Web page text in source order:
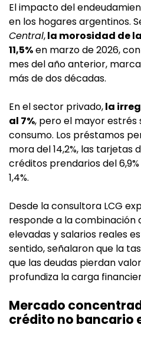
El impacto del
en los hogares argentinos.
Central,la morosidad de
11,5%en marzo de 2026,
mes del año anterior,
más de dos décadas.
En el sector privado,la
al 7%, pero el mayor
consumo. Los préstamos
mora del 14,2%, las tarjetas
créditos prendarios del
1,4%.
Desde la consultora LCG
responde a la combinación
elevadas y salarios reales
sentido, señalaron que la
que las deudas pierdan
profundiza la carga
Mercado
crédito no bancario